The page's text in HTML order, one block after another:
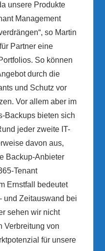
unsere Produkte
Management
so Martin
Partner eine
So können
durch die
und Schutz vor
Vor allem aber im
Backups bieten sich
jeder zweite IT-
davon aus,
Backup-Anbieter
Tenant
Ernstfall bedeutet
und Zeitauswand bei
sehen wir nicht
Verbreitung von
für unsere